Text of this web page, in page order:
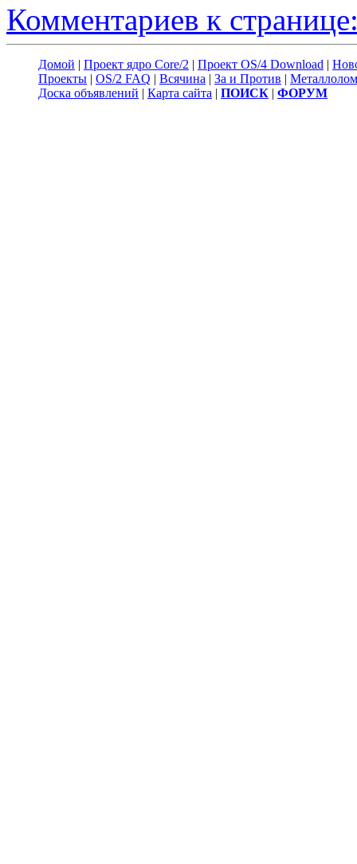
Комментариев к
Домой | Проект ядро Core/2 | Проект OS/4 Download |
Проекты | OS/2 FAQ | Всячина | За и Против | Металлолом
Доска объявлений | Карта сайта | ПОИСК | ФОРУМ